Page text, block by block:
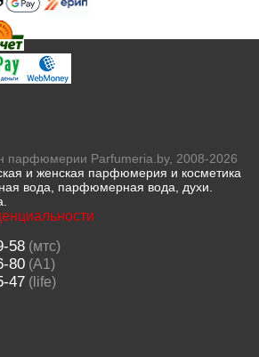
парфюмерии Parfumeria.by, 2008-2026
и женская парфюмерия и косметика
вода, парфюмерная вода, духи.
58(мтс)
80(A1)
47(life)